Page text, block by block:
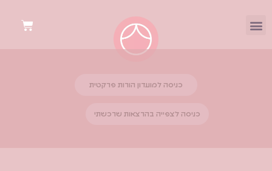
כניסה למועדון הורות פרקטית
כניסה לצפייה בהרצאות שרכשתי